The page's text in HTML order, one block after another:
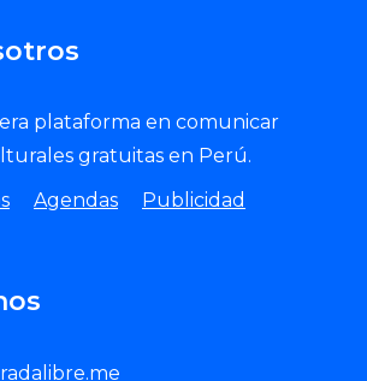
plataforma en comunicar
gratuitas en Perú.
Agendas Publicidad